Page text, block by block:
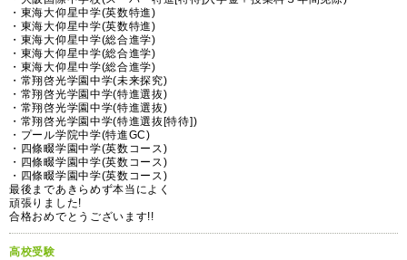
・東海大仰星中学(英数特進)
・東海大仰星中学(英数特進)
・東海大仰星中学(総合進学)
・東海大仰星中学(総合進学)
・東海大仰星中学(総合進学)
・常翔啓光学園中学(未来探究)
・常翔啓光学園中学(特進選抜)
・常翔啓光学園中学(特進選抜)
・常翔啓光学園中学(特進選抜[特待])
・プール学院中学(特進GC)
・四條畷学園中学(英数コース)
・四條畷学園中学(英数コース)
・四條畷学園中学(英数コース)
最後まであきらめず本当によく
頑張りました!
合格おめでとうございます!!
高校受験